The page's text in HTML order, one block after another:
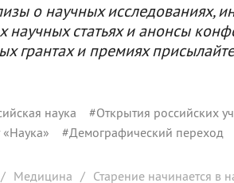
о научных исследованиях,
статьях и анонсы
грантах и премиях
наука #Открытия российских
#Демографический переход
/ Медицина / Старение начинается в